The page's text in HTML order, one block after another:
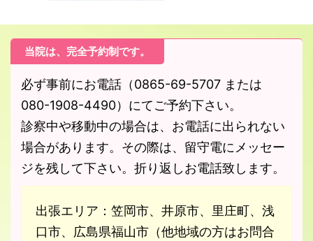
当院は、完全予約制です。
必ず事前にお電話（0865-69-5707 または
080-1908-4490）にてご予約下さい。
診察中や移動中の場合は、お電話に出られない
場合があります。その際は、留守電にメッセー
ジを残して下さい。折り返しお電話致します。
出張エリア：笠岡市、井原市、里庄町、浅
口市、広島県福山市（他地域の方はお問合